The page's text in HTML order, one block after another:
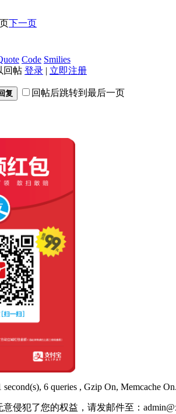
下一页
Code Smilies
回帖 登录 | 立即注册
复 回帖后跳转到最后一页
second(s), 6 queries , Gzip On, Memcache
侵犯了您的权益，请发邮件至：